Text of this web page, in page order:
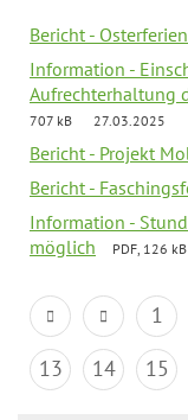
Bericht -
Information -
Aufrechterhaltung
707 kB
27.03.2025
Bericht - Projekt
Bericht -
Information -
möglich
PDF, 126 kB
1
13
14 15